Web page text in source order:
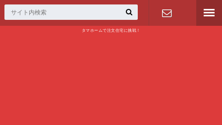
タマホームで注文住宅に挑戦！